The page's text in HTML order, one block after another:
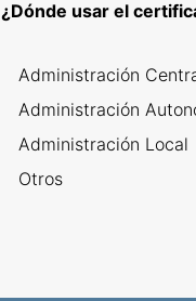
¿Dónde usar el
Administración
Administración
Administración Local
Otros